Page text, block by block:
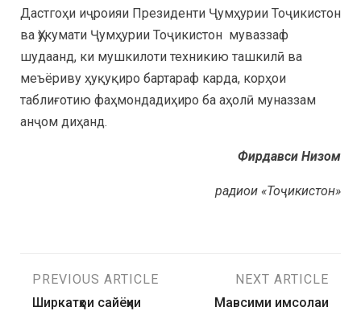
Дастгоҳи иҷроияи Президенти Ҷумҳурии Тоҷикистон
ва Ҳукумати Ҷумҳурии Тоҷикистон муваззаф
шудаанд, ки мушкилоти техникию ташкилӣ ва
меъёриву ҳуқуқиро бартараф карда, корҳои
таблиғотию фаҳмондадиҳиро ба аҳолӣ муназзам
анҷом диҳанд.
Фирдавси Низом
радиои «Тоҷикистон»
PREVIOUS ARTICLE
Ширкатҳои сайёҳии
NEXT ARTICLE
Мавсими имсолаи